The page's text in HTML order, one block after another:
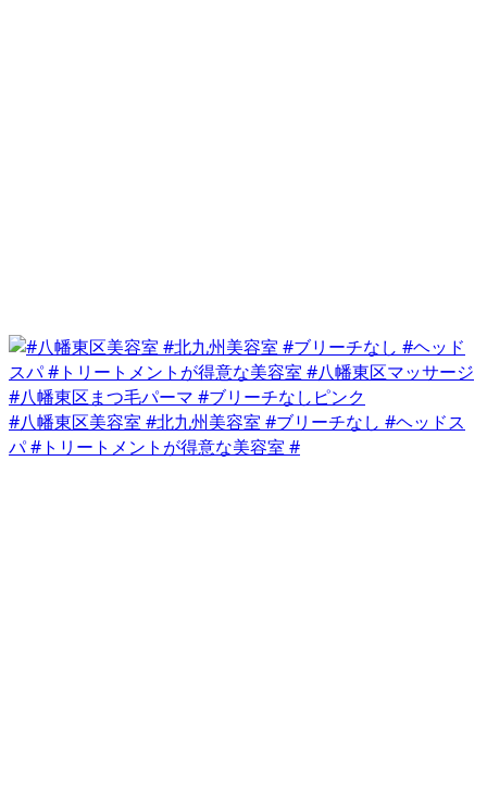
#八幡東区美容室 #北九州美容室 #ブリーチなし #ヘッドス
パ #トリートメントが得意な美容室 #